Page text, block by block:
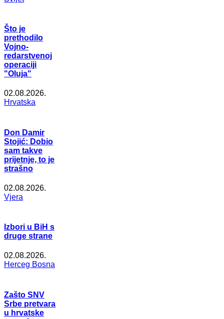
Što je
prethodilo
Vojno-
redarstvenoj
operaciji
"Oluja"
02.08.2026.
Hrvatska
Don Damir
Stojić: Dobio
sam takve
prijetnje, to je
strašno
02.08.2026.
Vjera
Izbori u BiH s
druge strane
02.08.2026.
Herceg Bosna
Zašto SNV
Srbe pretvara
u hrvatske